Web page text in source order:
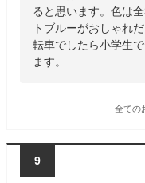
ると思います。色は
トブルーがおしゃれ
転車でしたら小学生
ます。
全ての
9